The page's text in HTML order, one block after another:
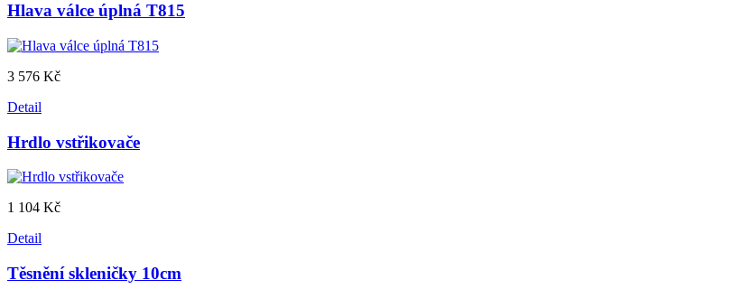
Hlava válce úplná T815
3 576 Kč
Detail
Hrdlo vstřikovače
1 104 Kč
Detail
Těsnění skleničky 10cm